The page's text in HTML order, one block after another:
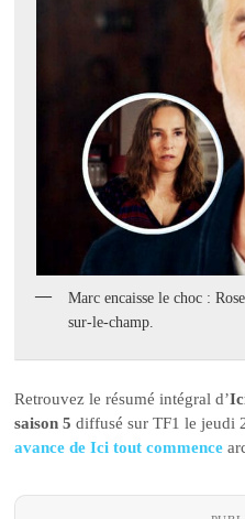
Marc encaisse le choc :
sur-le-champ.
Retrouvez le résumé intégral d’
saison 5 diffusé sur TF1 le jeudi
avance de Ici tout commence